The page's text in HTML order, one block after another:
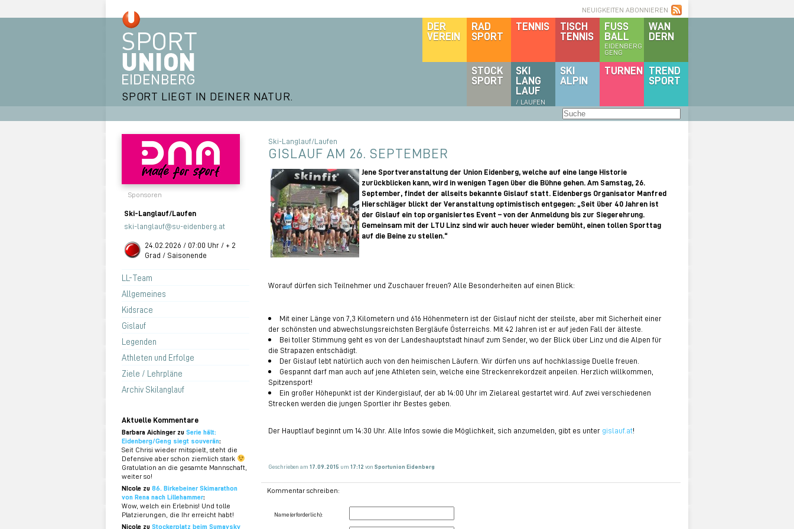
SPORT LIEGT IN DEINER NATUR.
NEUIGKEITEN ABONNIEREN
WAN
DERN
FUSS
BALL
EIDENBERG
GENG
TISCH
TENNIS
TENNIS
RAD
SPORT
DER
VEREIN
TREND
SPORT
TURNEN
SKI
ALPIN
SKI
LANG
LAUF
/ LAUFEN
STOCK
SPORT
Sponsoren
Ski-Langlauf/Laufen
ski-langlauf@su-eidenberg.at
24.02.2026 / 07:00 Uhr / + 2
Grad / Saisonende
LL-Team
Allgemeines
Kidsrace
Gislauf
Legenden
Athleten und Erfolge
Ziele / Lehrpläne
Archiv Skilanglauf
Aktuelle Kommentare
Barbara Aichinger zu Serie hält:
Eidenberg/Geng siegt souverän:
Seit Chrisi wieder mitspielt, steht die
Defensive aber schon ziemlich stark
Gratulation an die gesamte Mannschaft,
weiter so!
NIcole zu 86. Birkebeiner Skimarathon
von Rena nach Lillehammer:
Wow, welch ein Erlebnis! Und tolle
Platzierungen, die Ihr erreicht habt!
Nicole zu Stockerplatz beim Sumavsky
Ski-Langlauf/Laufen
GISLAUF AM 26. SEPTEMBER
Jene Sportveranstaltung der Union Eidenberg, welche auf eine lange Historie
zurückblicken kann, wird in wenigen Tagen über die Bühne gehen. Am Samstag, 26.
September, findet der allseits bekannte Gislauf statt. Eidenbergs Organisator Manfred
Hierschläger blickt der Veranstaltung optimistisch entgegen: „Seit über 40 Jahren ist
der Gislauf ein top organisiertes Event – von der Anmeldung bis zur Siegerehrung.
Gemeinsam mit der LTU Linz sind wir auch heuer wieder bemüht, einen tollen Sporttag
auf die Beine zu stellen.“
Worauf dürfen sich Teilnehmer und Zuschauer freuen? Alle Besonderheiten auf einen Blick:
Mit einer Länge von 7,3 Kilometern und 616 Höhenmetern ist der Gislauf nicht der steilste, aber mit Sicherheit einer
der schönsten und abwechslungsreichsten Bergläufe Österreichs. Mit 42 Jahren ist er auf jeden Fall der älteste.
Bei toller Stimmung geht es von der Landeshauptstadt hinauf zum Sender, wo der Blick über Linz und die Alpen für
die Strapazen entschädigt.
Der Gislauf lebt natürlich auch von den heimischen Läufern. Wir dürfen uns auf hochklassige Duelle freuen.
Gespannt darf man auch auf jene Athleten sein, welche eine Streckenrekordzeit anpeilen. Herzlich willkommen,
Spitzensport!
Ein großer Höhepunkt ist der Kindergislauf, der ab 14:00 Uhr im Zielareal gestartet wird. Auf zwei verschiedenen
Strecken werden die jungen Sportler ihr Bestes geben.
Der Hauptlauf beginnt um 14:30 Uhr. Alle Infos sowie die Möglichkeit, sich anzumelden, gibt es unter gislauf.at!
Geschrieben am 17.09.2015 um 17:12 von Sportunion Eidenberg
Kommentar schreiben:
Name (erforderlich):